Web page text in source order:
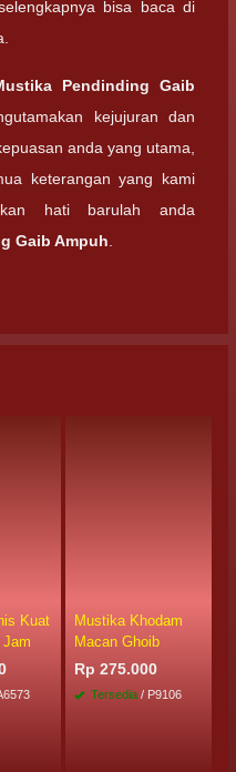
bisa baca di
Pendinding Gaib
kejujuran dan
anda yang utama,
keterangan yang kami
hati barulah anda
Gaib Ampuh
Kuat
Mustika Khodam
Macan Ghoib
Rp 275.000
Tersedia / P9106